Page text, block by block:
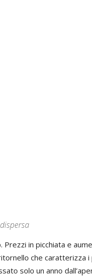
Prezzi in picchiata e
che caratterizza i
solo un anno